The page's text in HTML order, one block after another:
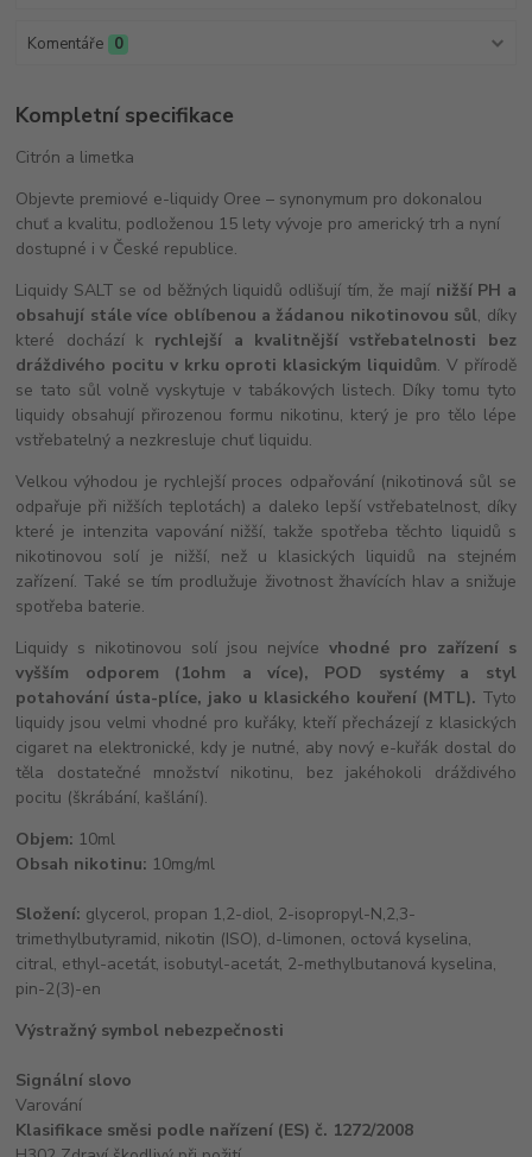
Komentáře 0
Kompletní specifikace
Citrón a limetka
Objevte premiové e-liquidy Oree – synonymum pro dokonalou
chuť a kvalitu, podloženou 15 lety vývoje pro americký trh a nyní
dostupné i v České republice.
Liquidy SALT se od běžných liquidů odlišují tím, že mají nižší PH a
obsahují stále více oblíbenou a žádanou nikotinovou sůl, díky
které dochází k rychlejší a kvalitnější vstřebatelnosti bez
dráždivého pocitu v krku oproti klasickým liquidům. V přírodě
se tato sůl volně vyskytuje v tabákových listech. Díky tomu tyto
liquidy obsahují přirozenou formu nikotinu, který je pro tělo lépe
vstřebatelný a nezkresluje chuť liquidu.
Velkou výhodou je rychlejší proces odpařování (nikotinová sůl se
odpařuje při nižších teplotách) a daleko lepší vstřebatelnost, díky
které je intenzita vapování nižší, takže spotřeba těchto liquidů s
nikotinovou solí je nižší, než u klasických liquidů na stejném
zařízení. Také se tím prodlužuje životnost žhavících hlav a snižuje
spotřeba baterie.
Liquidy s nikotinovou solí jsou nejvíce vhodné pro zařízení s
vyšším odporem (1ohm a více), POD systémy a styl
potahování ústa-plíce, jako u klasického kouření (MTL). Tyto
liquidy jsou velmi vhodné pro kuřáky, kteří přecházejí z klasických
cigaret na elektronické, kdy je nutné, aby nový e-kuřák dostal do
těla dostatečné množství nikotinu, bez jakéhokoli dráždivého
pocitu (škrábání, kašlání).
Objem: 10ml
Obsah nikotinu: 10mg/ml
Složení: glycerol, propan 1,2-diol, 2-isopropyl-N,2,3-
trimethylbutyramid, nikotin (ISO), d-limonen, octová kyselina,
citral, ethyl-acetát, isobutyl-acetát, 2-methylbutanová kyselina,
pin-2(3)-en
Výstražný symbol nebezpečnosti
Signální slovo
Varování
Klasifikace směsi podle nařízení (ES) č. 1272/2008